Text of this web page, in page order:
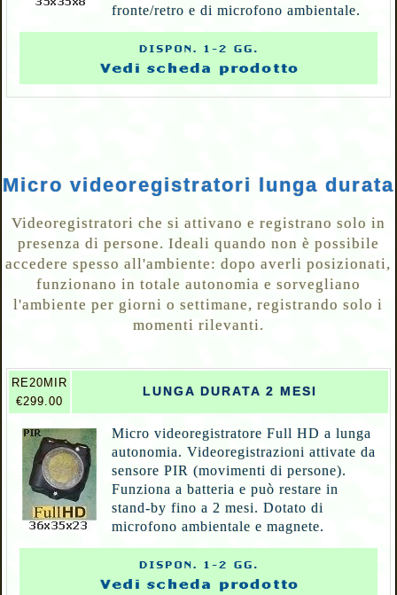
fronte/retro e di microfono ambientale.
Micro videoregistratori lunga durata
Videoregistratori che si attivano e registrano solo in
presenza di persone. Ideali quando non è possibile
accedere spesso all'ambiente: dopo averli posizionati,
funzionano in totale autonomia e sorvegliano
l'ambiente per giorni o settimane, registrando solo i
momenti rilevanti.
RE20MIR
€299.00
LUNGA DURATA 2 MESI
Micro videoregistratore Full HD a lunga
autonomia. Videoregistrazioni attivate da
sensore PIR (movimenti di persone).
Funziona a batteria e può restare in
stand-by fino a 2 mesi. Dotato di
microfono ambientale e magnete.